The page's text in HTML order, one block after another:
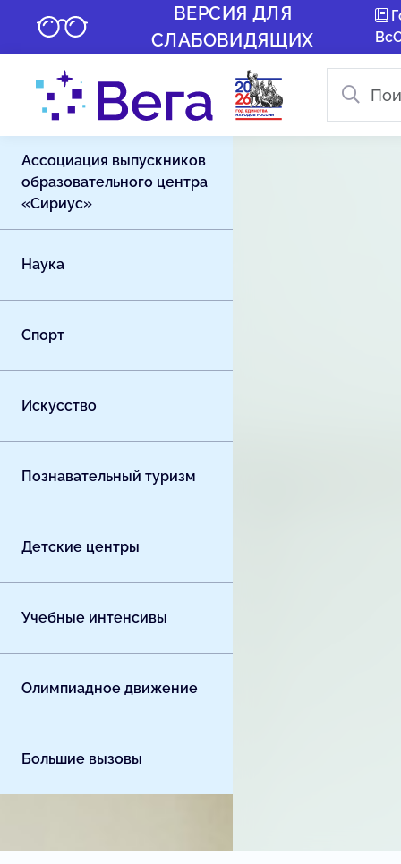
ВЕРСИЯ ДЛЯ
СЛАБОВИДЯЩИХ
Ассоциация выпускников
образовательного центра
«Сириус»
Наука
Спорт
Искусство
Познавательный туризм
Детские центры
Учебные интенсивы
Олимпиадное движение
Большие вызовы